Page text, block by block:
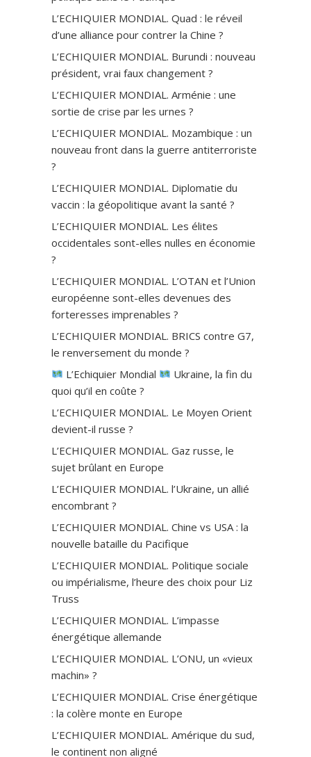
L’ECHIQUIER MONDIAL. Quad : le réveil
d’une alliance pour contrer la Chine ?
L’ECHIQUIER MONDIAL. Burundi : nouveau
président, vrai faux changement ?
L’ECHIQUIER MONDIAL. Arménie : une
sortie de crise par les urnes ?
L’ECHIQUIER MONDIAL. Mozambique : un
nouveau front dans la guerre antiterroriste
?
L’ECHIQUIER MONDIAL. Diplomatie du
vaccin : la géopolitique avant la santé ?
L’ECHIQUIER MONDIAL. Les élites
occidentales sont-elles nulles en économie
?
L’ECHIQUIER MONDIAL. L’OTAN et l’Union
européenne sont-elles devenues des
forteresses imprenables ?
L’ECHIQUIER MONDIAL. BRICS contre G7,
le renversement du monde ?
L’Echiquier Mondial
Ukraine, la fin du
quoi qu’il en coûte ?
L’ECHIQUIER MONDIAL. Le Moyen Orient
devient-il russe ?
L’ECHIQUIER MONDIAL. Gaz russe, le
sujet brûlant en Europe
L’ECHIQUIER MONDIAL. l’Ukraine, un allié
encombrant ?
L’ECHIQUIER MONDIAL. Chine vs USA : la
nouvelle bataille du Pacifique
L’ECHIQUIER MONDIAL. Politique sociale
ou impérialisme, l’heure des choix pour Liz
Truss
L’ECHIQUIER MONDIAL. L’impasse
énergétique allemande
L’ECHIQUIER MONDIAL. L’ONU, un «vieux
machin» ?
L’ECHIQUIER MONDIAL. Crise énergétique
: la colère monte en Europe
L’ECHIQUIER MONDIAL. Amérique du sud,
le continent non aligné